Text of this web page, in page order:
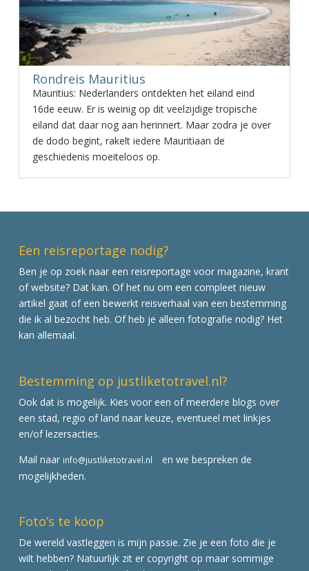
Rondreis Mauritius
Mauritius: Nederlanders ontdekten het eiland eind
16de eeuw. Er is weinig op dit veelzijdige tropische
eiland dat daar nog aan herinnert. Maar zodra je over
de dodo begint, rakelt iedere Mauritiaan de
geschiedenis moeiteloos op.
Een reisreportage nodig?
Ben je op zoek naar een reisreportage voor magazine, krant
of website? Dat kan. Of het nu om een compleet nieuw
artikel gaat of een bewerkt reisverhaal van een bestemming
die ik al bezocht heb. Of heb je alleen fotografie nodig? Het
kan allemaal.
Bestemming op justliketotravel.nl?
Ook dat is mogelijk. Kies voor een of meerdere blogs over
een stad, regio of land naar keuze, eventueel met linkjes
en/of lezersacties.
Mail naar info@justliketotravel.nl
en we bespreken de
mogelijkheden.
Foto’s te koop
De wereld vastleggen is mijn passie. Zie je een foto die je
wilt hebben? Natuurlijk zit er copyright op maar sommige